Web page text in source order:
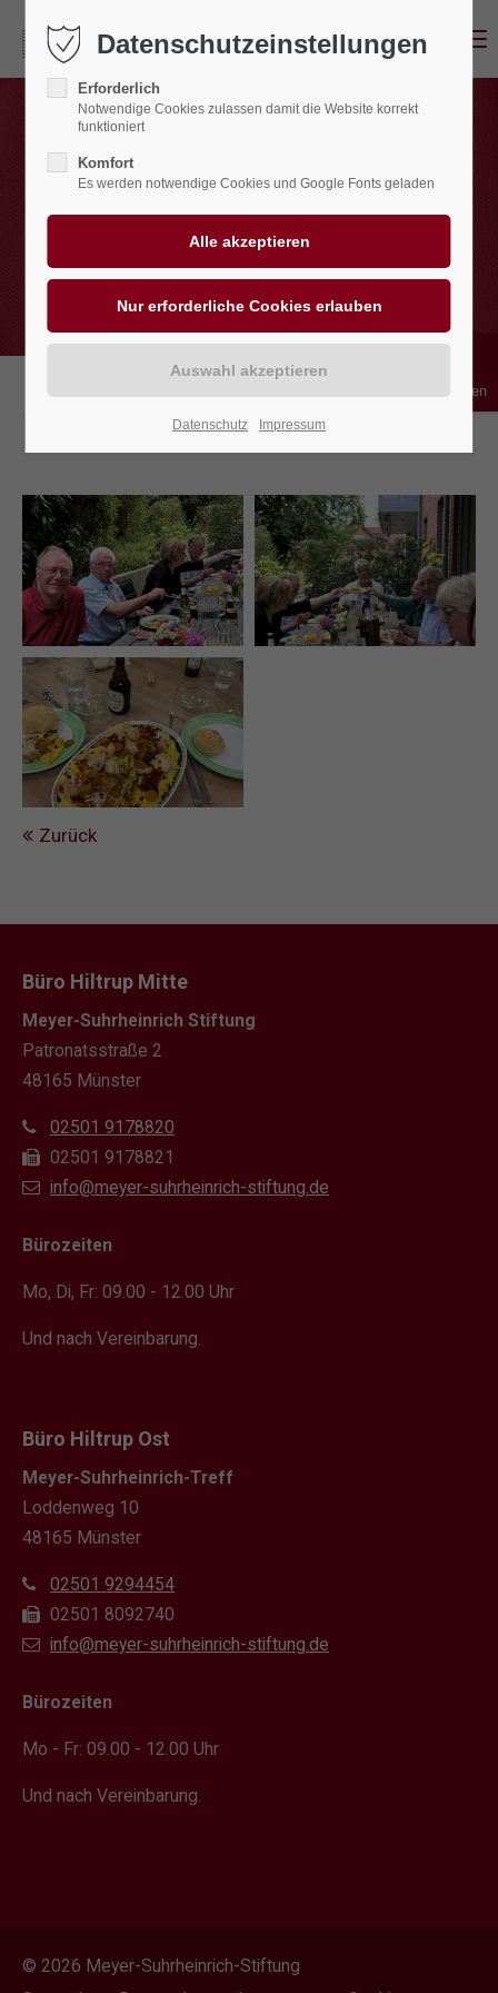
Menu
07.08.2025 10:12
Zurück
Büro Hiltrup Mitte
Meyer-Suhrheinrich Stiftung
Patronatsstraße 2
48165 Münster
02501 9178820
02501 9178821
info@meyer-suhrheinrich-stiftung.de
Bürozeiten
Mo, Di, Fr: 09.00 - 12.00 Uhr
Und nach Vereinbarung.
Büro Hiltrup Ost
Meyer-Suhrheinrich-Treff
Loddenweg 10
48165 Münster
02501 9294454
02501 8092740
info@meyer-suhrheinrich-stiftung.de
Bürozeiten
Mo - Fr: 09.00 - 12.00 Uhr
Und nach Vereinbarung.
© 2026 Meyer-Suhrheinrich-Stiftung
Datenschutzeinstellungen
Erforderlich
Notwendige Cookies zulassen damit die Website korrekt
funktioniert
Komfort
Es werden notwendige Cookies und Google Fonts geladen
Datenschutz Impressum
Bedienhilfen